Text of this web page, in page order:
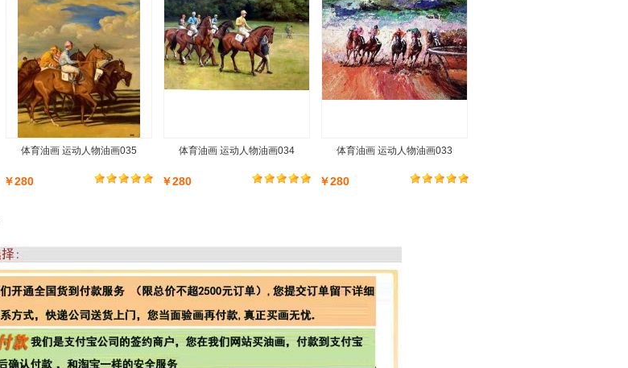
体育油画 运动人物油画035
￥280
体育油画 运动人物油画034
￥280
体育油画 运动人物油画033
￥280